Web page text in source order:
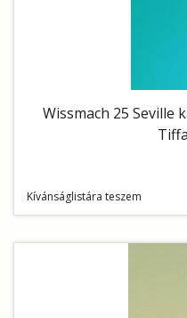
Wissmach 25 Seville
Kívánságlistára teszem